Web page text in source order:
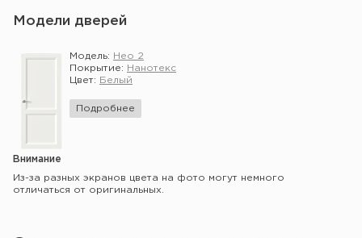
Модели дверей
Модель:
Нео 2
Покрытие:
Нанотекс
Цвет:
Белый
Подробнее
Внимание
Из-за разных экранов цвета на фото могут немного
отличаться от оригинальных.